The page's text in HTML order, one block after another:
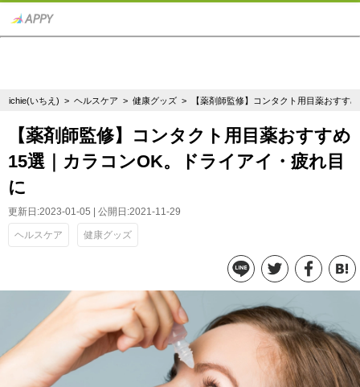
ichie(いちえ) >ヘルスケア >健康グッズ > 【薬剤師監修】コンタクト用目薬おすす
【薬剤師監修】コンタクト用目薬おすすめ
15選｜カラコンOK。ドライアイ・疲れ目
に
更新日:2023-01-05 | 公開日:2021-11-29
ヘルスケア 健康グッズ